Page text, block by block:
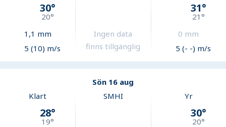
30°
20°
1,1 mm
5 (10) m/s
Ingen data
finns tillgänglig
31°
21°
0 mm
5 (- -) m/s
Sön 16 aug
Klart
28°
19°
SMHI Yr
30°
20°